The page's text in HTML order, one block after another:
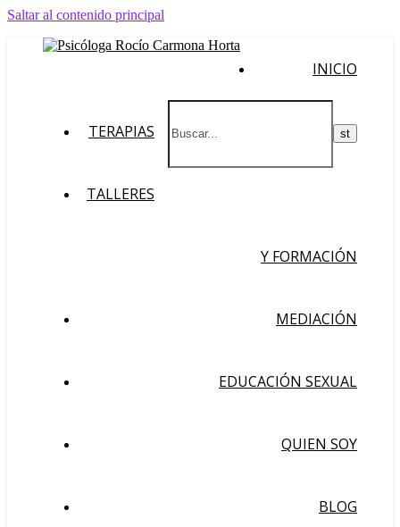
Saltar al contenido principal
INICIO
TERAPIAS
TALLERES
Y FORMACIÓN
MEDIACIÓN
EDUCACIÓN SEXUAL
QUIEN SOY
BLOG